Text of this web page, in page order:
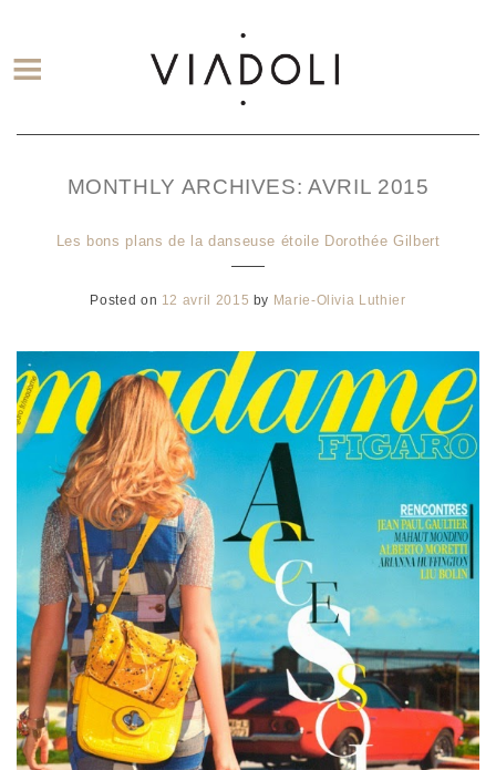
MONTHLY ARCHIVES:AVRIL 2015
Les bons plans de la danseuse étoile Dorothée Gilbert
Posted on 12 avril 2015 by Marie-Olivia Luthier